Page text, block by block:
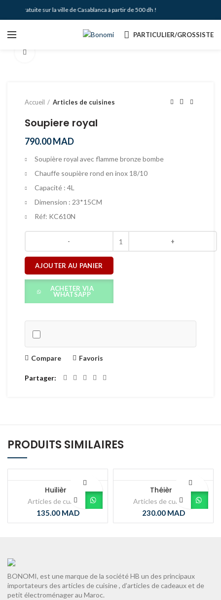
Gratuite sur la ville de Casablanca à partir de 500 dh !
PARTICULIER/GROSSISTE
Accueil Articles de cuisines
Soupiere royal
790.00MAD
Soupière royal avec flamme bronze bombe
Chauffe soupière rond en inox 18/10
Capacité : 4L
Dimension : 23*15CM
Réf: KC610N
AJOUTER AU PANIER
ACHETER VIA
WHATSAPP
Compare Favoris
Partager
PRODUITS SIMILAIRES
Huilière
Articles de cuisines
135.00 MAD
Théière
Articles de cuisines
230.00 MAD
BONOMI, est une marque de la société HB un des principaux
importateurs des articles de cuisine , d’articles de cadeaux et de
petit électroménager au Maroc.